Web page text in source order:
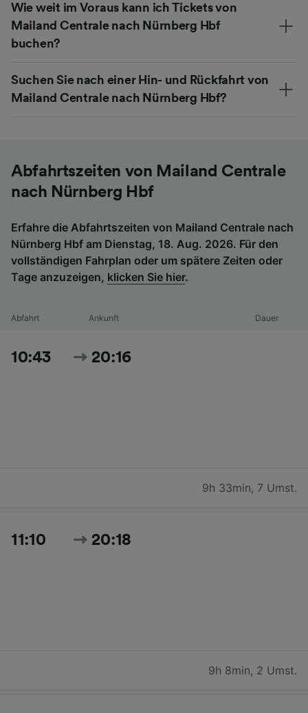
Wie weit im Voraus kann ich Tickets von
Mailand Centrale nach Nürnberg Hbf
buchen?
Suchen Sie nach einer Hin- und Rückfahrt von
Mailand Centrale nach Nürnberg Hbf?
Abfahrtszeiten von Mailand Centrale
nach Nürnberg Hbf
Erfahre die Abfahrtszeiten von Mailand Centrale nach
Nürnberg Hbf am Dienstag, 18. Aug. 2026. Für den
vollständigen Fahrplan oder um spätere Zeiten oder
Tage anzuzeigen, klicken Sie hier.
Abfahrt Ankunft Dauer
10:43 20:16
9h 33min, 7 Umst.
11:10 20:18
9h 8min, 2 Umst.